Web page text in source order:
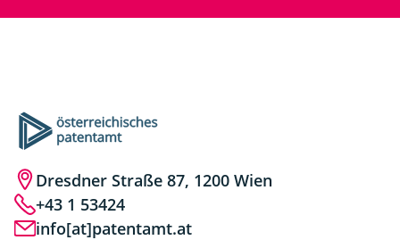
Dresdner Straße 87, 1200 Wien
+43 1 53424
info[at]patentamt.at